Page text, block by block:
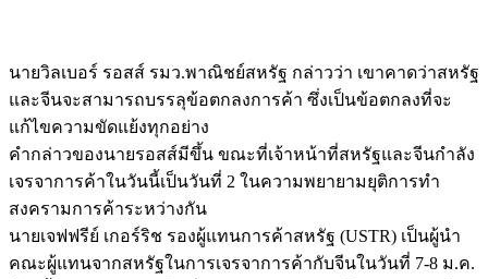
นายวิลเบอร์ รอสส์ รมว.พาณิชย์สหรัฐ กล่าวว่า เขาคาดว่าสหรัฐ
และจีนจะสามารถบรรลุข้อตกลงการค้า ซึ่งเป็นข้อตกลงที่จะ
แก้ไขความขัดแย้งทุกอย่าง
คำกล่าวของนายรอสส์มีขึ้น ขณะที่เจ้าหน้าที่สหรัฐและจีนกำลัง
เจรจาการค้าในวันนี้เป็นวันที่ 2 ในความพยายามยุติการทำ
สงครามการค้าระหว่างกัน
นายเจฟฟรีย์ เกอร์ริช รองผู้แทนการค้าสหรัฐ (USTR) เป็นผู้นำ
คณะผู้แทนจากสหรัฐในการเจรจาการค้ากับจีนในวันที่ 7-8 ม.ค.